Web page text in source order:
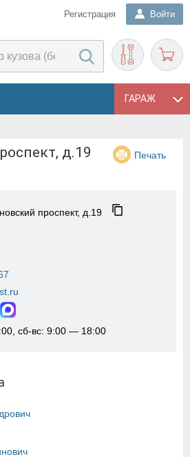
Регистрация Войти
ГАРАЖ
д.19 Печать
проспект, д.19
сб-вс: 9:00 — 18:00